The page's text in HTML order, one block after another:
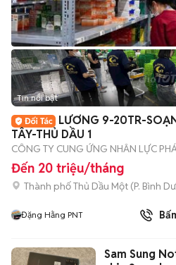
Tin nổi bật
LƯƠNG 9-20TR-
TÂY-THỦ DẦU 1
CÔNG TY CUNG ỨNG NHÂN LỰC
Đến 20 triệu/tháng
Thành phố Thủ Dầu Một (P. Bình
Đặng Hằng PNT
Sam Sung